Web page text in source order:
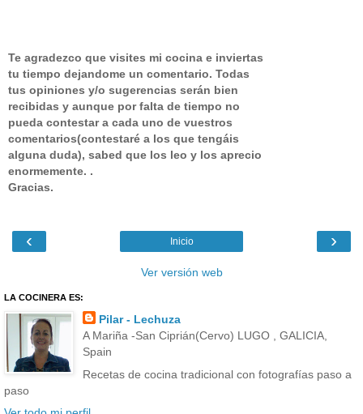
Te agradezco que visites mi cocina e inviertas
tu tiempo dejandome un comentario. Todas
tus opiniones y/o sugerencias serán bien
recibidas y aunque por falta de tiempo no
pueda contestar a cada uno de vuestros
comentarios(contestaré a los que tengáis
alguna duda), sabed que los leo y los aprecio
enormemente. .
Gracias.
‹ ›
Inicio
Ver versión web
LA COCINERA ES:
Pilar - Lechuza
A Mariña -San Ciprián(Cervo) LUGO , GALICIA,
Spain
Recetas de cocina tradicional con fotografías paso a
paso